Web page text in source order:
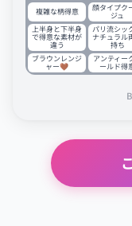
複雑な柄得意 顔タイプク
ジュ
上半身と下半身
で得意な素材が
違う
パリ流シッ
ナチュラル
持ち
ブラウンレンジ
ャー🤎
アンティー
ールド得